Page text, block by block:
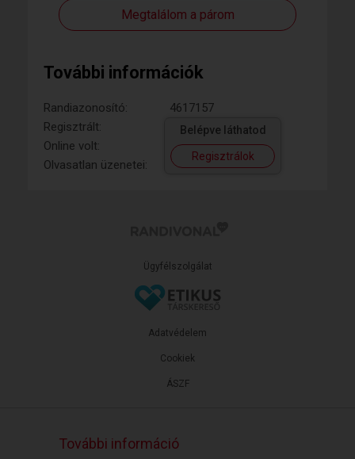
Megtalálom a párom
További információk
Randiazonosító:
4617157
Regisztrált:
Online volt:
Olvasatlan üzenetei:
Belépve láthatod
Regisztrálok
Ügyfélszolgálat
ÁSZF
Adatvédelem
Cookiek
További információ